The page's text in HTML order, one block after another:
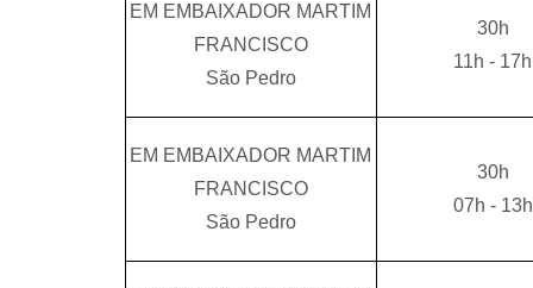
EM EMBAIXADOR MARTIM
FRANCISCO
São Pedro
30h
11h - 17h
EM EMBAIXADOR MARTIM
FRANCISCO
São Pedro
30h
07h - 13h